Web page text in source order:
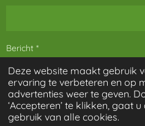
Deze website maakt gebruik
ervaring te verbeteren en op
advertenties weer te geven.
‘Accepteren’ te klikken, gaat
gebruik van alle cookies.
Bericht *